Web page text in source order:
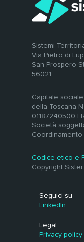
Sistemi
Via Pietro di
San Prospero
56021
Capitale
della Toscana
01187240500 |
Società
Codice etico e
Copyright
Seguici su
LinkedIn
Legal
Privacy